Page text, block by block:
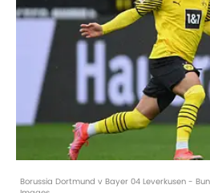
Borussia Dortmund v Bayer 04 Leverkusen -